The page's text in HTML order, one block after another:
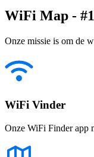
WiFi Map -
Onze missie is om de
WiFi Vinder
Onze WiFi Finder app